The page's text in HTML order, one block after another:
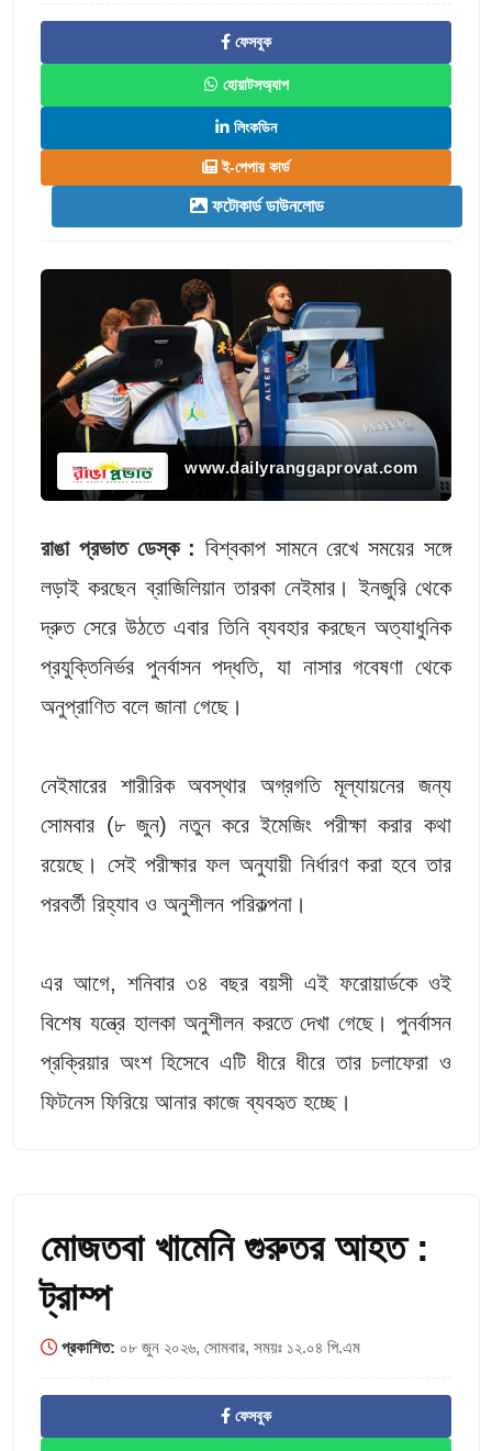
ফেসবুক
হোয়াটসঅ্যাপ
লিংকডিন
ই-পেপার কার্ড
ফটোকার্ড ডাউনলোড
www.dailyranggaprovat.com
রাঙা প্রভাত ডেস্ক : বিশ্বকাপ সামনে রেখে সময়ের সঙ্গে
লড়াই করছেন ব্রাজিলিয়ান তারকা নেইমার। ইনজুরি থেকে
দ্রুত সেরে উঠতে এবার তিনি ব্যবহার করছেন অত্যাধুনিক
প্রযুক্তিনির্ভর পুনর্বাসন পদ্ধতি, যা নাসার গবেষণা থেকে
অনুপ্রাণিত বলে জানা গেছে।
নেইমারের শারীরিক অবস্থার অগ্রগতি মূল্যায়নের জন্য
সোমবার (৮ জুন) নতুন করে ইমেজিং পরীক্ষা করার কথা
রয়েছে। সেই পরীক্ষার ফল অনুযায়ী নির্ধারণ করা হবে তার
পরবর্তী রিহ্যাব ও অনুশীলন পরিকল্পনা।
এর আগে, শনিবার ৩৪ বছর বয়সী এই ফরোয়ার্ডকে ওই
বিশেষ যন্ত্রে হালকা অনুশীলন করতে দেখা গেছে। পুনর্বাসন
প্রক্রিয়ার অংশ হিসেবে এটি ধীরে ধীরে তার চলাফেরা ও
ফিটনেস ফিরিয়ে আনার কাজে ব্যবহৃত হচ্ছে।
মোজতবা খামেনি গুরুতর আহত :
ট্রাম্প
প্রকাশিত: ০৮ জুন ২০২৬, সোমবার, সময়ঃ ১২.০৪ পি.এম
ফেসবুক